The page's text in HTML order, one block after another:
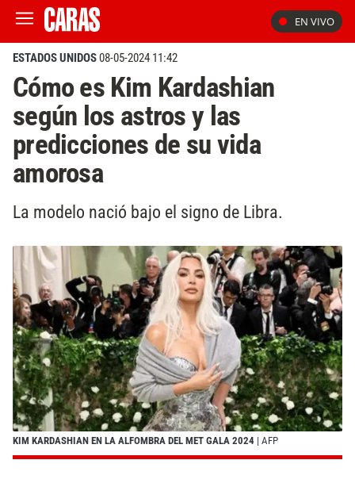
EN VIVO
ESTADOS UNIDOS08-05-2024 11:42
Cómo es Kim Kardashian
según los astros y las
predicciones de su vida
amorosa
La modelo nació bajo el signo de Libra.
KIM KARDASHIAN EN LA ALFOMBRA DEL MET GALA 2024 | AFP